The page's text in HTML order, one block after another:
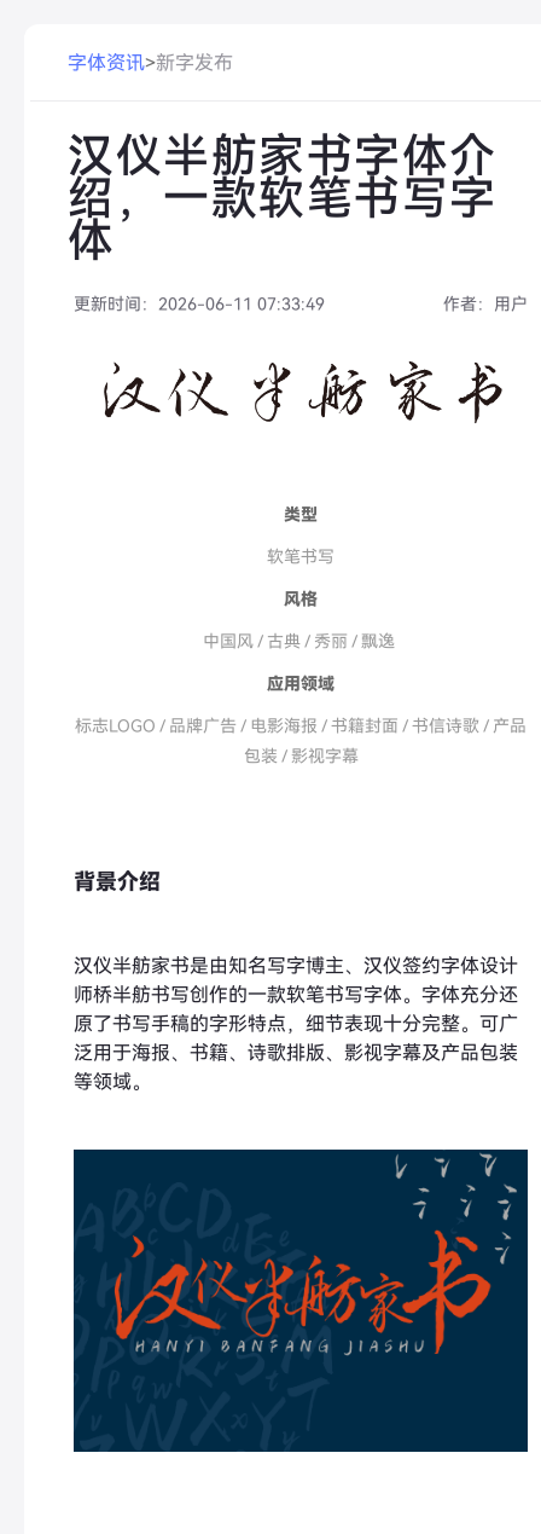
字体资讯>新字发布
汉仪半舫家书字体介
绍，一款软笔书写字
体
更新时间： 2026-06-11 07:33:49 作者： 用户
类型
软笔书写
风格
中国风 / 古典 / 秀丽 / 飘逸
应用领域
标志LOGO / 品牌广告 / 电影海报 / 书籍封面 / 书信诗歌 / 产品
包装 / 影视字幕
背景介绍
汉仪半舫家书是由知名写字博主、汉仪签约字体设计
师桥半舫书写创作的一款软笔书写字体。字体充分还
原了书写手稿的字形特点，细节表现十分完整。可广
泛用于海报、书籍、诗歌排版、影视字幕及产品包装
等领域。